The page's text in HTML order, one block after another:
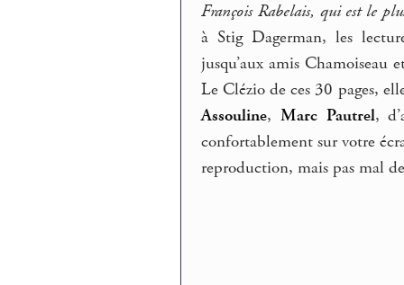
François Rabelais, qui est le
à Stig Dagerman, les
jusqu’aux amis
Le Clézio de ces 30 pages,
Assouline, Marc Pautrel,
confortablement sur votre
reproduction, mais pas mal